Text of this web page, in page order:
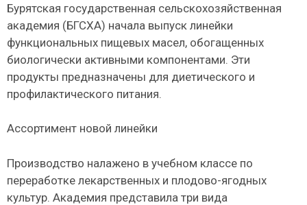
Бурятская государственная сельскохозяйственная
академия (БГСХА) начала выпуск линейки
функциональных пищевых масел, обогащенных
биологически активными компонентами. Эти
продукты предназначены для диетического и
профилактического питания.
Ассортимент новой линейки
Производство налажено в учебном классе по
переработке лекарственных и плодово-ягодных
культур. Академия представила три вида